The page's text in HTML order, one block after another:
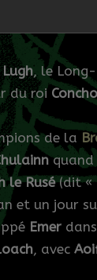
Lugh, le
du roi
de la
quand
le Rusé(dit «
et un jour
Emer
, avec